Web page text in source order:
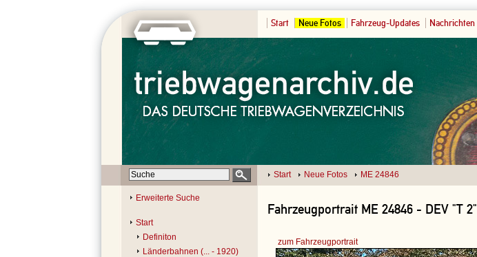
Start Neue Fotos Fahrzeug-Updates Nachrichten
Start Neue Fotos ME 24846
Erweiterte Suche
Start
Definiton
Länderbahnen (... - 1920)
Fahrzeugportrait ME 24846 - DEV "T 2"
zum Fahrzeugportrait